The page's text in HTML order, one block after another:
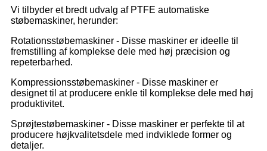
Vi tilbyder et bredt udvalg af PTFE automatiske
støbemaskiner, herunder:
Rotationsstøbemaskiner - Disse maskiner er ideelle til
fremstilling af komplekse dele med høj præcision og
repeterbarhed.
Kompressionsstøbemaskiner - Disse maskiner er
designet til at producere enkle til komplekse dele med høj
produktivitet.
Sprøjtestøbemaskiner - Disse maskiner er perfekte til at
producere højkvalitetsdele med indviklede former og
detaljer.